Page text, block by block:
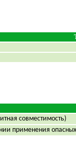
совместимость)
применения